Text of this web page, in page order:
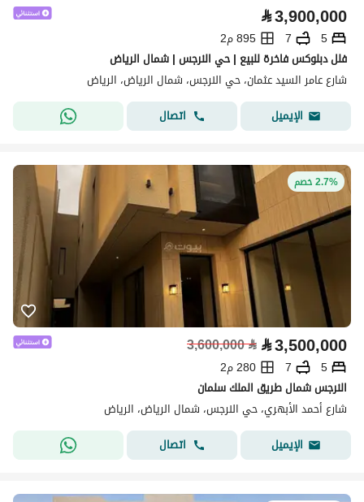
⃁3,900,000
5
7
895 م2
فلل دبلوكس فاخرة للبيع | حي النرجس | شمال الرياض
شارع عامر السيد عثمان، حي النرجس، شمال الرياض، الرياض
الإيميل
اتصال
2.7% خصم
⃁3,500,000
⃁
3,600,000
5
7
280 م2
النرجس شمال طريق الملك سلمان
شارع أحمد الأبهري، حي النرجس، شمال الرياض، الرياض
الإيميل
اتصال